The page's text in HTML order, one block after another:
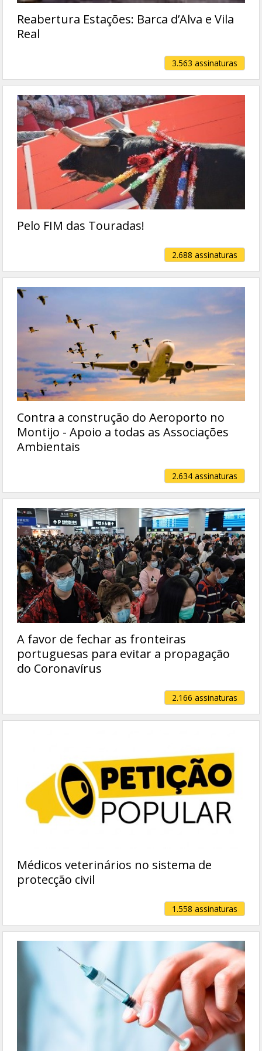
Reabertura Estações: Barca d’Alva e Vila
Real
3.563 assinaturas
Pelo FIM das Touradas!
2.688 assinaturas
Contra a construção do Aeroporto no
Montijo - Apoio a todas as Associações
Ambientais
2.634 assinaturas
A favor de fechar as fronteiras
portuguesas para evitar a propagação
do Coronavírus
2.166 assinaturas
Médicos veterinários no sistema de
protecção civil
1.558 assinaturas